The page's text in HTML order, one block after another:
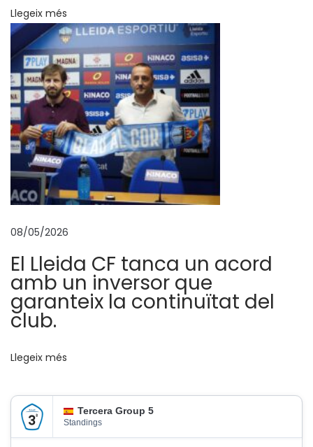
e
s
!
R
e
c
u
c
t
r
a
l
s
s
e
Llegeix més
08/05/2026
El Lleida CF tanca un acord
amb un inversor que
garanteix la continuïtat del
club.
Llegeix més
Tercera Group 5
Standings